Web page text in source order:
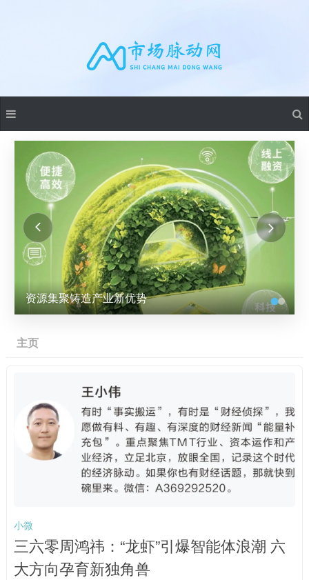
资源集聚铸造产业新优势
主页
小微
三六零周鸿祎：“龙虾”引爆智能体浪潮 六
大方向孕育新独角兽